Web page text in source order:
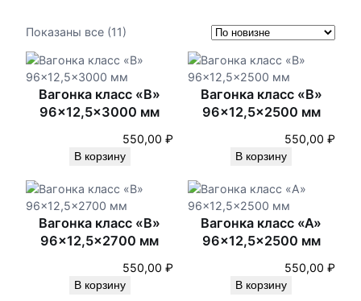
Показаны все (11)
р
т
и
р
о
а
а
м
ы
Вагонка класс «В»
96×12,5×3000 мм
550,00₽
В корзину
Вагонка класс «В»
96×12,5×2500 мм
550,00 ₽
В корзину
Вагонка класс «В»
96×12,5×2700 мм
550,00₽
В корзину
Вагонка класс «А»
96×12,5×2500 мм
550,00 ₽
В корзину